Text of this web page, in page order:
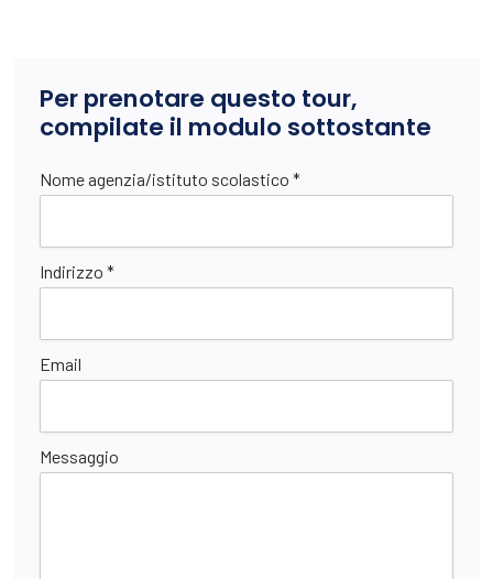
Per prenotare questo tour,
compilate il modulo sottostante
Nome agenzia/istituto scolastico *
Indirizzo *
Email
Messaggio